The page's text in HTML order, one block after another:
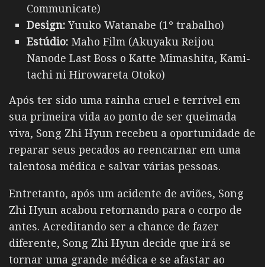
Communicate)
Design: Yuuko Watanabe (1º trabalho)
Estúdio: Maho Film (Akuyaku Reijou
Nanode Last Boss o Katte Mimashita, Kami-
tachi ni Hirowareta Otoko)
Após ter sido uma rainha cruel e terrível em
sua primeira vida ao ponto de ser queimada
viva, Song Zhi Hyun recebeu a oportunidade de
reparar seus pecados ao reencarnar em uma
talentosa médica e salvar várias pessoas.
Entretanto, após um acidente de aviões, Song
Zhi Hyun acabou retornando para o corpo de
antes. Acreditando ser a chance de fazer
diferente, Song Zhi Hyun decide que irá se
tornar uma grande médica e se afastar ao